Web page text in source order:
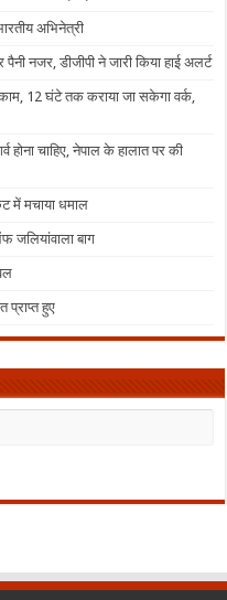
अभिनेत्री
नजर, डीजीपी ने जारी किया हाई अलर्ट
12 घंटे तक कराया जा सकेगा वर्क,
चाहिए, नेपाल के हालात पर की
में मचाया धमाल
जलियांवाला बाग
प्राप्त हुए